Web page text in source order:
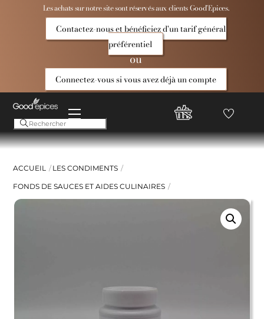
Les achats sur notre site sont réservés aux clients Good’Epices.
Contactez-nous et bénéficiez d'un tarif général
préférentiel
ou
Connectez-vous si vous avez déjà un compte
Menu
Compte
Good
Favoris
ACCUEIL LES CONDIMENTS
FONDS DE SAUCES ET AIDES CULINAIRES